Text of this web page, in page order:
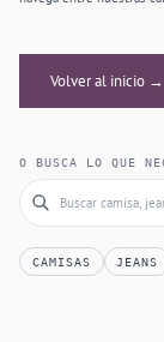
Volver al inicio →
O BUSCA LO QUE
CAMISAS JEANS